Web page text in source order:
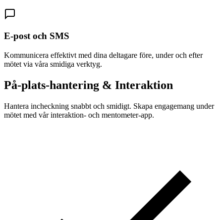
E-post och SMS
Kommunicera effektivt med dina deltagare före, under och efter
mötet via våra smidiga verktyg.
På-plats-hantering & Interaktion
Hantera incheckning snabbt och smidigt. Skapa engagemang under
mötet med vår interaktion- och mentometer-app.